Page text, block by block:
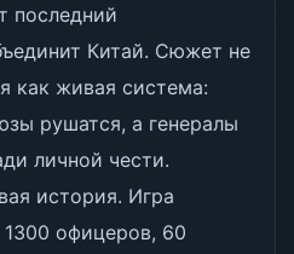
последний
Китай. Сюжет не
как живая система:
рушатся, а генералы
личной чести.
история. Игра
офицеров, 60